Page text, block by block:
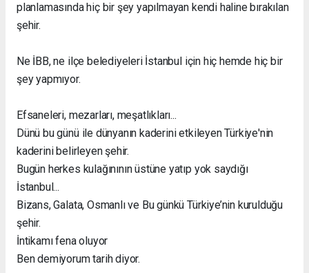
planlamasında hiç bir şey yapılmayan kendi haline bırakılan
şehir.
Ne İBB, ne ilçe belediyeleri İstanbul için hiç hemde hiç bir
şey yapmıyor.
Efsaneleri, mezarları, meşatlıkları...
Dünü bu günü ile dünyanın kaderini etkileyen Türkiye'nin
kaderini belirleyen şehir.
Bugün herkes kulağınının üstüne yatıp yok saydığı
İstanbul...
Bizans, Galata, Osmanlı ve Bu günkü Türkiye’nin kurulduğu
şehir.
İntikamı fena oluyor
Ben demiyorum tarih diyor.